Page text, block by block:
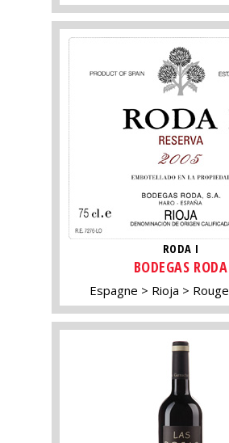
RODA I
BODEGAS RODA
Espagne Rioja Rouge